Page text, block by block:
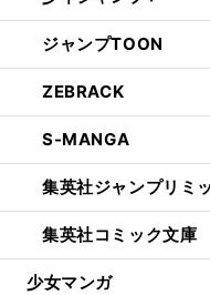
ジャンプTOON
ZEBRACK
S-MANGA
集英社ジャンプリミ
集英社コミック文庫
少女マンガ